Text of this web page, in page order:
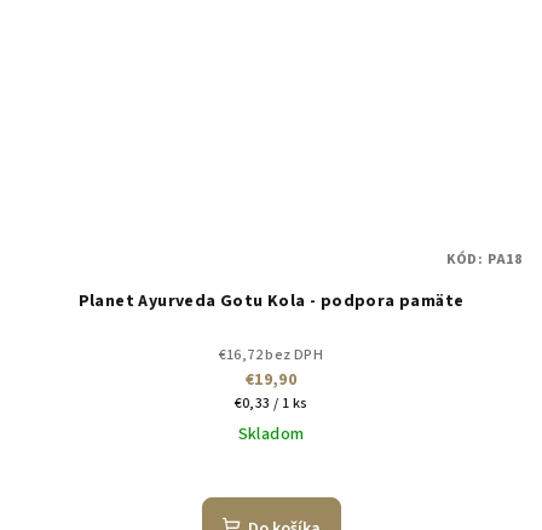
Planet Ayurveda Gotu Kola - podpora pamäte
€16,72 bez DPH
€19,90
Jednotková
cena:
€0,33 / 1 ks
Skladom
KÓD: PA18